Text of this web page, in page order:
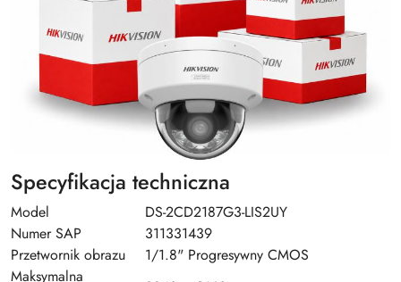
Specyfikacja techniczna
Model
DS-2CD2187G3-LIS2UY
Numer SAP
311331439
Przetwornik obrazu
1/1.8" Progresywny CMOS
Maksymalna